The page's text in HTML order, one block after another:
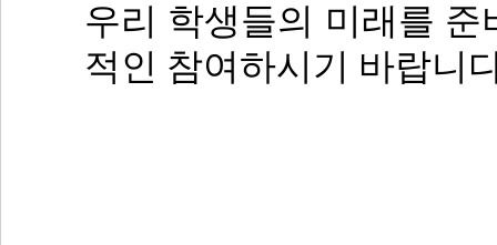
우리 학생들의 미래를
적인 참여하시기 바랍니